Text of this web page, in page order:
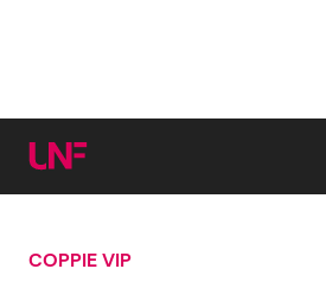
Cerca:
COPPIE VIP